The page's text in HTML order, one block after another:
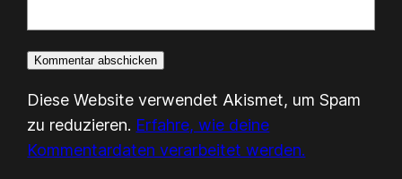
Diese Website verwendet Akismet, um Spam
zu reduzieren. Erfahre, wie deine
Kommentardaten verarbeitet werden.